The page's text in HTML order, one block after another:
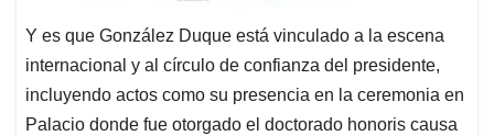
Y es que González Duque está vinculado a la escena
internacional y al círculo de confianza del presidente,
incluyendo actos como su presencia en la ceremonia en
Palacio donde fue otorgado el doctorado honoris causa